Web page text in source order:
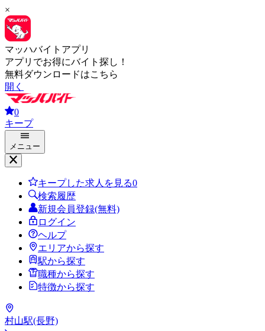
×
マッハバイトアプリ
アプリでお得にバイト探し！
無料ダウンロードはこちら
開く
0
キープ
メニュー
キープした求人を見る0
検索履歴
新規会員登録(無料)
ログイン
ヘルプ
エリアから探す
駅から探す
職種から探す
特徴から探す
村山駅(長野)